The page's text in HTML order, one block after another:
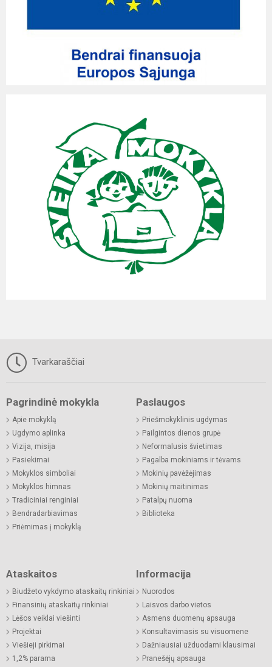
Tvarkaraščiai
Pagrindinė mokykla
Apie mokyklą
Ugdymo aplinka
Vizija, misija
Pasiekimai
Mokyklos simboliai
Mokyklos himnas
Tradiciniai renginiai
Bendradarbiavimas
Priėmimas į mokyklą
Paslaugos
Priešmokyklinis ugdymas
Pailgintos dienos grupė
Neformalusis švietimas
Pagalba mokiniams ir tėvams
Mokinių pavėžėjimas
Mokinių maitinimas
Patalpų nuoma
Biblioteka
Ataskaitos
Biudžeto vykdymo ataskaitų rinkiniai
Finansinių ataskaitų rinkiniai
Lėšos veiklai viešinti
Projektai
Viešieji pirkimai
1,2% parama
Informacija
Nuorodos
Laisvos darbo vietos
Asmens duomenų apsauga
Konsultavimasis su visuomene
Dažniausiai užduodami klausimai
Pranešėjų apsauga